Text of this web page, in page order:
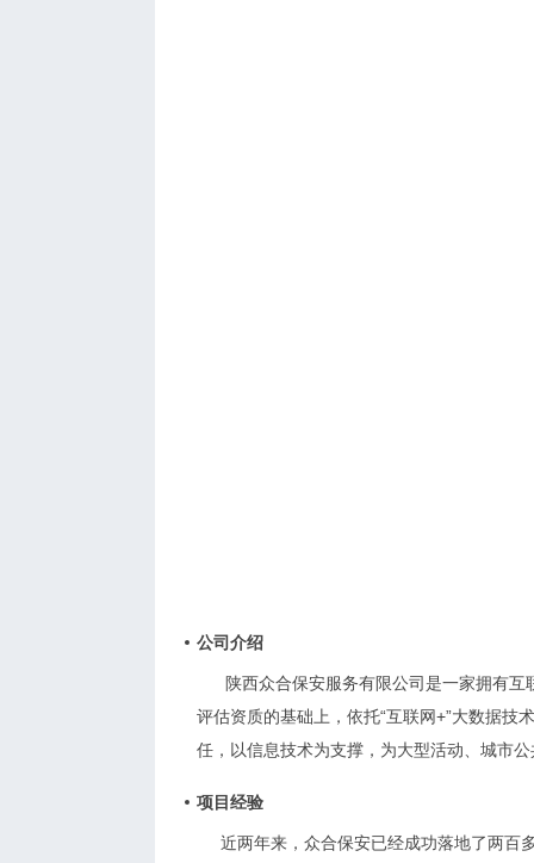
公司介绍
陕西众合保安服务有限公司是一家拥有
评估资质的基础上，依托“互联网+”大数据技
任，以信息技术为支撑，为大型活动、城市
项目经验
近两年来，众合保安已经成功落地了两百